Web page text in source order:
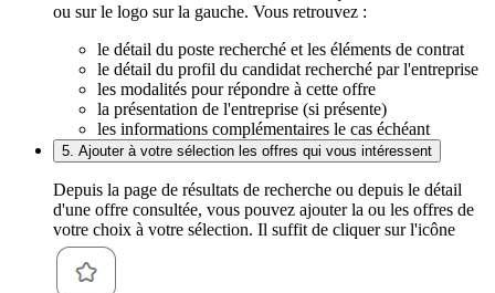
ou sur le logo sur la gauche. Vous retrouvez :
le détail du poste recherché et les éléments de contrat
le détail du profil du candidat recherché par l'entreprise
les modalités pour répondre à cette offre
la présentation de l'entreprise (si présente)
les informations complémentaires le cas échéant
5. Ajouter à votre sélection les offres qui vous intéressent
Depuis la page de résultats de recherche ou depuis le détail
d'une offre consultée, vous pouvez ajouter la ou les offres de
votre choix à votre sélection. Il suffit de cliquer sur l'icône